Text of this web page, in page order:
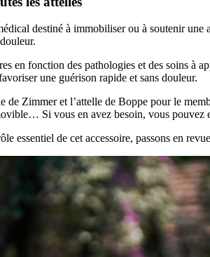
destiné à immobiliser ou à soutenir
en fonction des pathologies et des soins à
une guérison rapide et sans douleur.
de Zimmer et l’attelle de Boppe pour le
Si vous en avez besoin, vous pouvez
essentiel de cet accessoire, passons en